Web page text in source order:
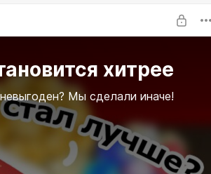
хитрее
Мы сделали иначе!